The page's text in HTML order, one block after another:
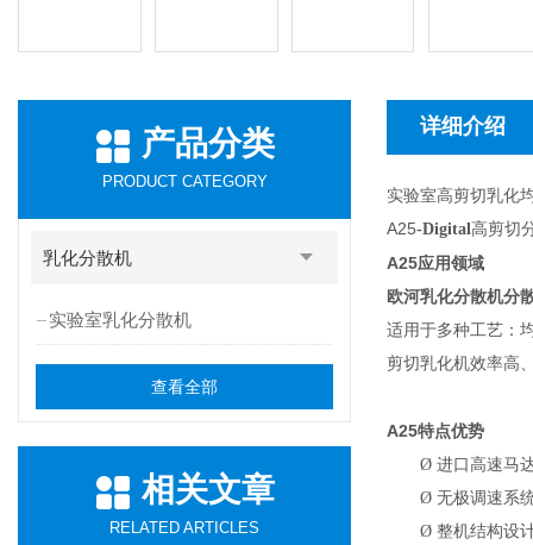
产品分类
PRODUCT CATEGORY
乳化分散机
实验室乳化分散机
查看全部
相关文章
RELATED ARTICLES
详细介绍
实验室高剪切乳化
A25-Digital高剪切
A25应用领域
欧河乳化分散机分
适用于多种工艺：
剪切乳化机效率高
A25特点优势
Ø 进口高速马
Ø 无极调速系
Ø 整机结构设